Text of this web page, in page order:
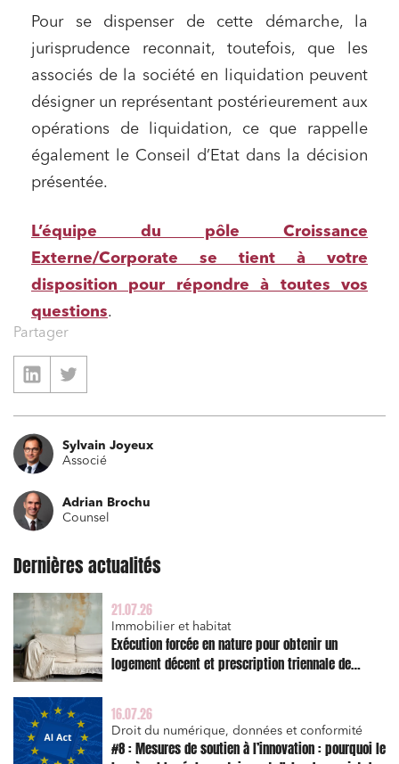
Pour se dispenser de cette démarche, la
jurisprudence reconnait, toutefois, que les
associés de la société en liquidation peuvent
désigner un représentant postérieurement aux
opérations de liquidation, ce que rappelle
également le Conseil d’Etat dans la décision
présentée.
L’équipe du pôle Croissance
Externe/Corporate se tient à votre
disposition pour répondre à toutes vos
questions.
Partager
Sylvain Joyeux
Associé
Adrian Brochu
Counsel
Dernières actualités
21.07.26
Immobilier et habitat
Exécution forcée en nature pour obtenir un
logement décent et prescription triennale de
16.07.26
Droit du numérique, données et conformité
#8 : Mesures de soutien à l’innovation : pourquoi le
Associations et acteurs de l’économie sociale et
solidaire
Media et édition
Entreprises du numérique
Établissements financiers
Mobilité et transport
Règlement des litiges
Relations sociales et droit du travail
Services publics et collectivités